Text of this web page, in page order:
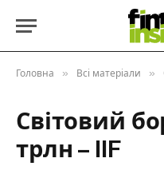
Головна » Всі матеріали »
Світовий
трлн – IIF